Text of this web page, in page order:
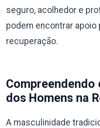
seguro, acolhedor e
podem encontrar apoio
recuperação.
Compreendendo
dos Homens na
A masculinidade